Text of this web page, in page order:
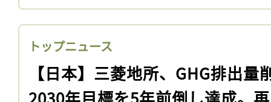
トップニュース
【日本】三菱地所、GHG排出量
2030年目標を5年前倒し達成。